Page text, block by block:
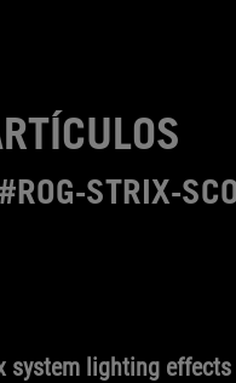
STRIX-
system lighting